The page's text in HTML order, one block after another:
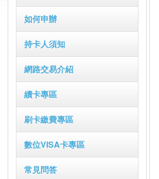
如何申辦
持卡人須知
網路交易介紹
續卡專區
刷卡繳費專區
數位VISA卡專區
常見問答